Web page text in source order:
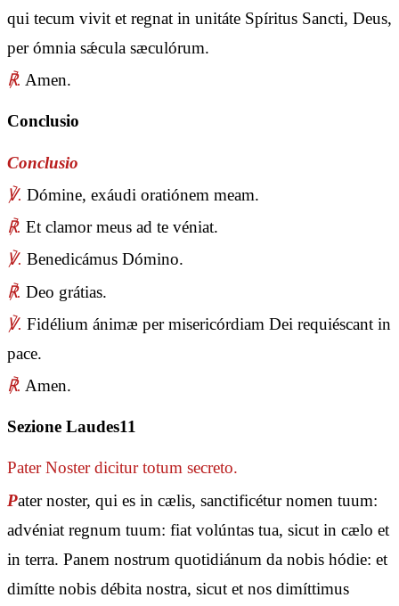
qui tecum vivit et regnat in unitáte Spíritus Sancti, Deus,
per ómnia sǽcula sæculórum.
℟. Amen.
Conclusio
Conclusio
℣. Dómine, exáudi oratiónem meam.
℟. Et clamor meus ad te véniat.
℣. Benedicámus Dómino.
℟. Deo grátias.
℣. Fidélium ánimæ per misericórdiam Dei requiéscant in
pace.
℟. Amen.
Sezione Laudes11
Pater Nosterdicitur totum secreto.
Pater noster, qui es in cælis, sanctificétur nomen tuum:
advéniat regnum tuum: fiat volúntas tua, sicut in cælo et
in terra. Panem nostrum quotidiánum da nobis hódie: et
dimítte nobis débita nostra, sicut et nos dimíttimus